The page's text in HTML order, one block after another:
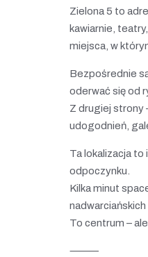
Zielona 5 to
kawiarnie,
miejsca, w
Bezpośrednie
oderwać się od
Z drugiej strony
udogodnień,
Ta lokalizacja
odpoczynku.
Kilka minut
To centrum – ale
⸻